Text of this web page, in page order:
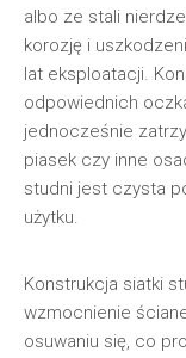
albo ze stali
korozję i
lat eksploatacji.
odpowiednich
jednocześnie
piasek czy inne
studni jest czysta
użytku.
Konstrukcja siatki
wzmocnienie
osuwaniu się, co